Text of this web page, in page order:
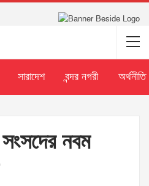
সারাদেশ বন্দর নগরী অর্থনীতি
নবম